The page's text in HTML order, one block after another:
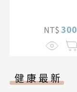
NT$ 300
健康最新